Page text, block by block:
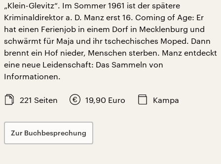
„Klein-Glevitz“. Im Sommer 1961 ist der spätere
Kriminaldirektor a. D. Manz erst 16. Coming of Age: Er
hat einen Ferienjob in einem Dorf in Mecklenburg und
schwärmt für Maja und ihr tschechisches Moped. Dann
brennt ein Hof nieder, Menschen sterben. Manz entdeckt
eine neue Leidenschaft: Das Sammeln von
Informationen.
221 Seiten 19,90 Euro Kampa
Zur Buchbesprechung